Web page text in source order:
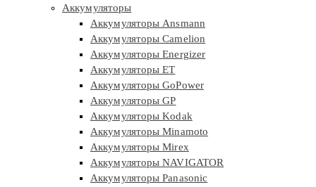
Аккумуляторы
Аккумуляторы Ansmann
Аккумуляторы Camelion
Аккумуляторы Energizer
Аккумуляторы ET
Аккумуляторы GoPower
Аккумуляторы GP
Аккумуляторы Kodak
Аккумуляторы Minamoto
Аккумуляторы Mirex
Аккумуляторы NAVIGATOR
Аккумуляторы Panasonic